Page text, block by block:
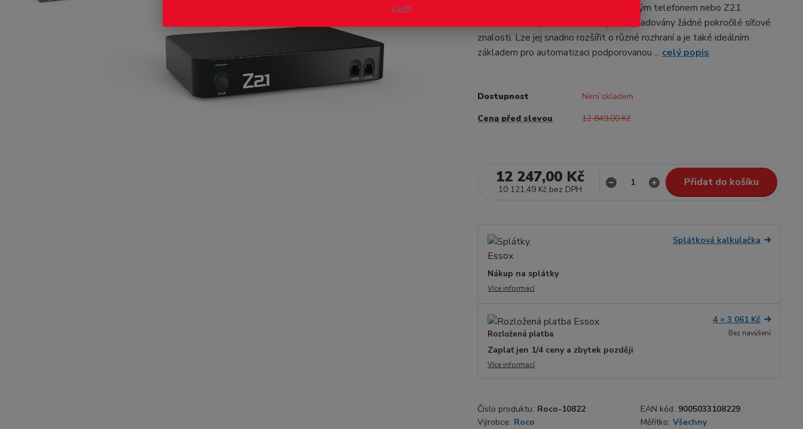
lokomotiva a vagony s tabletem, chytrým telefonem nebo Z21
WLANMAUS přes WLAN. Nejsou vyžadovány žádné pokročilé síťové
znalosti. Lze jej snadno rozšířit o různé rozhraní a je také ideálním
základem pro automatizaci podporovanou ... celý popis
Dostupnost
Není skladem
Cena před slevou
12 849,00 Kč
12 247,00 Kč
10 121,49 Kč bez DPH
Přidat do košíku
Splátková kalkulačka
Nákup na splátky
Více informací
Rozložená platba
4 × 3 061 Kč
Bez navýšení
Zaplať jen 1/4 ceny a zbytek později
Více informací
Číslo produktu: Roco-10822 EAN kód: 9005033108229
Výrobce: Roco Měřítko: Všechny
Zavřít